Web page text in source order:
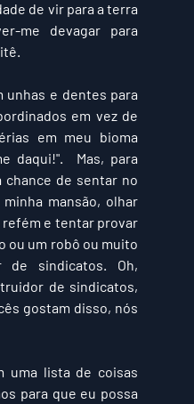
de vir para a terra
me devagar para
unhas e dentes para
em vez de
em meu bioma
daqui!".
Mas, para
chance de sentar no
mansão, olhar
refém e tentar provar
ou um robô ou muito
de sindicatos. Oh,
de sindicatos,
gostam disso, nós
uma lista de coisas
para que eu possa